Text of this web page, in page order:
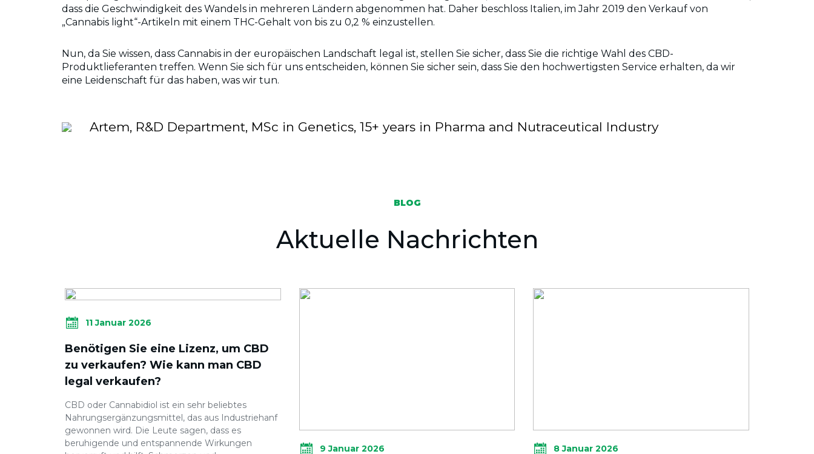
dass die Geschwindigkeit des Wandels in mehreren Ländern abgenommen hat. Daher beschloss Italien, im Jahr 2019 den Verkauf von
„Cannabis light“-Artikeln mit einem THC-Gehalt von bis zu 0,2 % einzustellen.
Nun, da Sie wissen, dass Cannabis in der europäischen Landschaft legal ist, stellen Sie sicher, dass Sie die richtige Wahl des CBD-
Produktlieferanten treffen. Wenn Sie sich für uns entscheiden, können Sie sicher sein, dass Sie den hochwertigsten Service erhalten, da wir
eine Leidenschaft für das haben, was wir tun.
Artem, R&D Department, MSc in Genetics, 15+ years in Pharma and Nutraceutical Industry
BLOG
Aktuelle Nachrichten
11 Januar 2026
Benötigen Sie eine Lizenz, um CBD
zu verkaufen? Wie kann man CBD
legal verkaufen?
CBD oder Cannabidiol ist ein sehr beliebtes
Nahrungsergänzungsmittel, das aus Industriehanf
gewonnen wird. Die Leute sagen, dass es
beruhigende und entspannende Wirkungen
9 Januar 2026 8 Januar 2026